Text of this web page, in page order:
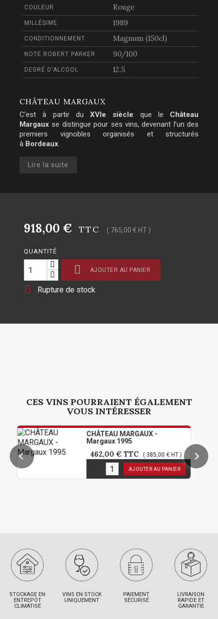
COULEUR Rouge
MILLÉSIME 1989
CONDITIONNEMENT Magnum (150cl)
NOTE ROBERT PARKER 90/100
DEGRÉ D'ALCOOL 12.5
CHÂTEAU MARGAUX
C’est à partir du XVIe siècle que le Château
Margaux se distingue pour ses vins, devenant l’un des
premiers vignobles organisés et structurés
à Bordeaux.
Lire la suite
918,00 € TTC ( 765,00 € HT )
QUANTITÉ
 AJOUTER AU PANIER
 Rupture de stock
CES VINS POURRAIENT ÉGALEMENT
VOUS INTÉRESSER
CHÂTEAU MARGAUX -
Margaux 1995
462,00 € TTC ( 385,00 € HT )
AJOUTER AU PANIER
STOCKAGE EN
ENTREPÔT
CLIMATISÉ
VINS EN STOCK
UNIQUEMENT
PAIEMENT
SÉCURISÉ
LIVRAISON
RAPIDE ET
GARANTIE